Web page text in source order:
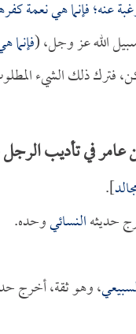
عنه؛ فإنما هي نعمة
الله عز وجل، (فإنما
فترك ذلك الشيء
في تأديب
].
حديثهالنسائيوحده.
، وهو ثقة، أخرج